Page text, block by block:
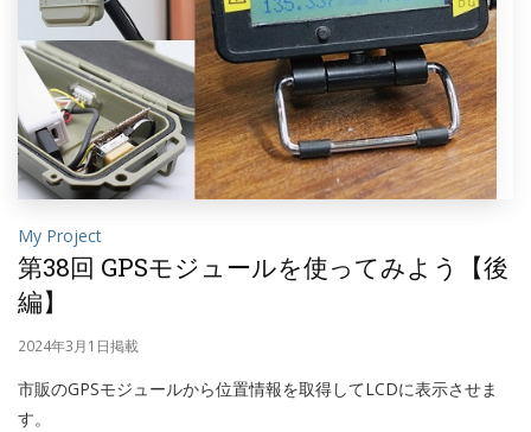
My Project
第38回 GPSモジュールを使ってみよう【後
編】
2024年3月1日掲載
市販のGPSモジュールから位置情報を取得してLCDに表示させま
す。